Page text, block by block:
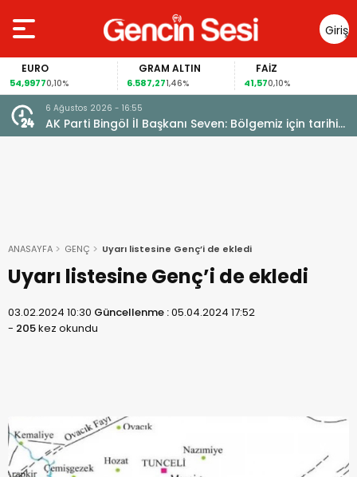
Giriş
Yap
EURO
0,10%
GRAM ALTIN
6.587,271,46%
FAİZ
41,570,10%
6 Ağustos 2026 - 16:55
AK Parti Bingöl İl Başkanı Seven: Bölgemiz için tarihi
fırsat pencereleri açılıyor
ANASAYFA GENÇ Uyarı listesine Genç’i de ekledi
Uyarı listesine Genç’i de ekledi
03.02.2024 10:30 Güncellenme :05.04.2024 17:52
- 205kez okundu